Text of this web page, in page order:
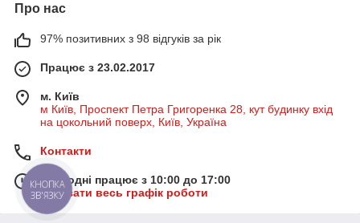
Про нас
97% позитивних з 98 відгуків за рік
Працює з 23.02.2017
м. Київ
м Київ, Проспект Петра Григоренка 28, кут будинку вхід
на цокольний поверх, Київ, Україна
Контакти
Сьогодні працює з 10:00 до 17:00
Показати весь графік роботи
КНОПКА
ЗВ'ЯЗКУ